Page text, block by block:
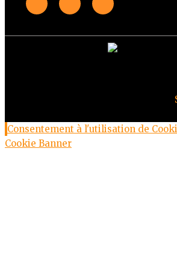
Consentement à l'utilisation de
Cookie Banner